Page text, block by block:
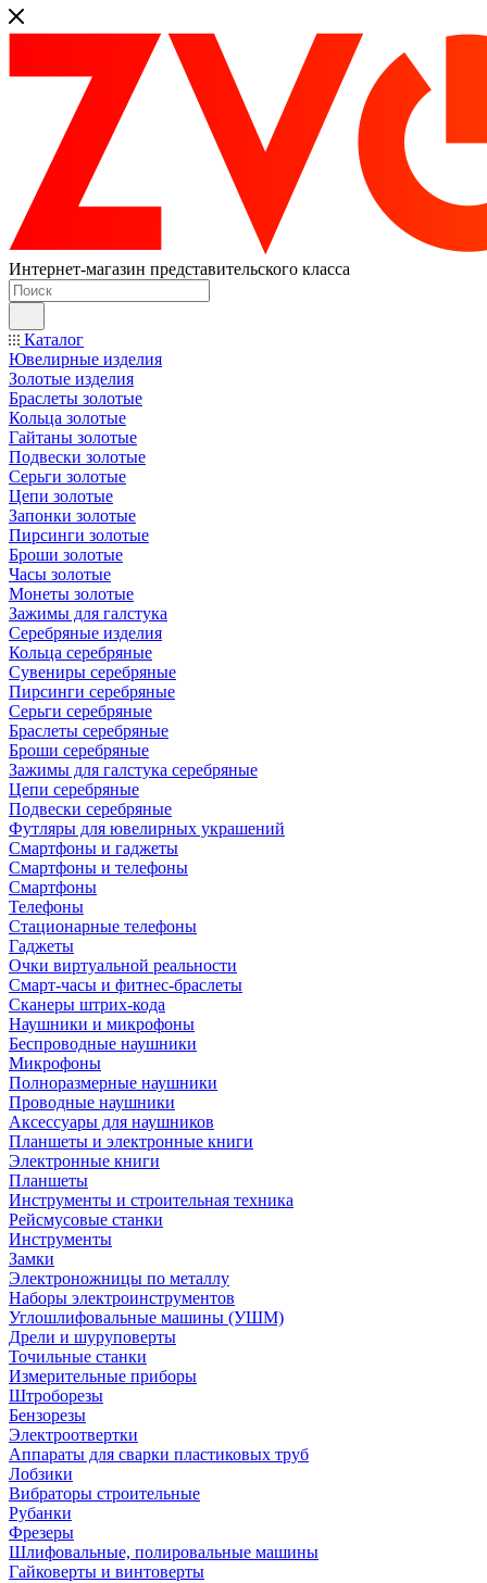
Интернет-магазин представительского класса
Каталог
Ювелирные изделия
Золотые изделия
Браслеты золотые
Кольца золотые
Гайтаны золотые
Подвески золотые
Серьги золотые
Цепи золотые
Запонки золотые
Пирсинги золотые
Броши золотые
Часы золотые
Монеты золотые
Зажимы для галстука
Серебряные изделия
Кольца серебряные
Сувениры серебряные
Пирсинги серебряные
Серьги серебряные
Браслеты серебряные
Броши серебряные
Зажимы для галстука серебряные
Цепи серебряные
Подвески серебряные
Футляры для ювелирных украшений
Смартфоны и гаджеты
Смартфоны и телефоны
Смартфоны
Телефоны
Стационарные телефоны
Гаджеты
Очки виртуальной реальности
Смарт-часы и фитнес-браслеты
Сканеры штрих-кода
Наушники и микрофоны
Беспроводные наушники
Микрофоны
Полноразмерные наушники
Проводные наушники
Аксессуары для наушников
Планшеты и электронные книги
Электронные книги
Планшеты
Инструменты и строительная техника
Рейсмусовые станки
Инструменты
Замки
Электроножницы по металлу
Наборы электроинструментов
Углошлифовальные машины (УШМ)
Дрели и шуруповерты
Точильные станки
Измерительные приборы
Штроборезы
Бензорезы
Электроотвертки
Аппараты для сварки пластиковых труб
Лобзики
Вибраторы строительные
Рубанки
Фрезеры
Шлифовальные, полировальные машины
Гайковерты и винтоверты